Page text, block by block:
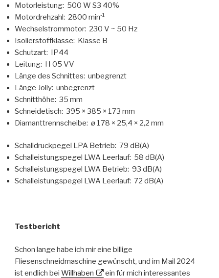
Motorleistung: 500 W S3 40%
Motordrehzahl: 2800 min-1
Wechselstrommotor: 230 V ~ 50 Hz
Isolierstoffklasse: Klasse B
Schutzart: IP44
Leitung: H 05 VV
Länge des Schnittes: unbegrenzt
Länge Jolly: unbegrenzt
Schnitthöhe: 35 mm
Schneidetisch: 395 × 385 × 173 mm
Diamanttrennscheibe: ø 178 × 25,4 × 2,2 mm
Schalldruckpegel LPA Betrieb: 79 dB(A)
Schalleistungspegel LWA Leerlauf: 58 dB(A)
Schalleistungspegel LWA Betrieb: 93 dB(A)
Schalleistungspegel LWA Leerlauf: 72 dB(A)
Testbericht
Schon lange habe ich mir eine billige
Fliesenschneidmaschine gewünscht, und im Mail 2024
ist endlich bei Willhaben
ein für mich interessantes